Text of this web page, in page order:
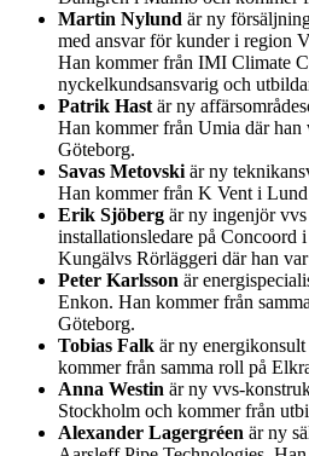
Martin Nylund är ny
med ansvar för kunder i region
Han kommer från IMI Climate
nyckelkundsansvarig och
Patrik Hast är ny
Han kommer från Umia där han
Göteborg.
Savas Metovski är ny
Han kommer från K Vent i
Erik Sjöberg är ny ingenjör
installationsledare på Concoord
Kungälvs Rörläggeri där han
Peter Karlsson är
Enkon. Han kommer från
Göteborg.
Tobias Falk är ny
kommer från samma roll på
Anna Westin är ny vvs-
Stockholm och kommer från
Alexander Lagergréen är ny